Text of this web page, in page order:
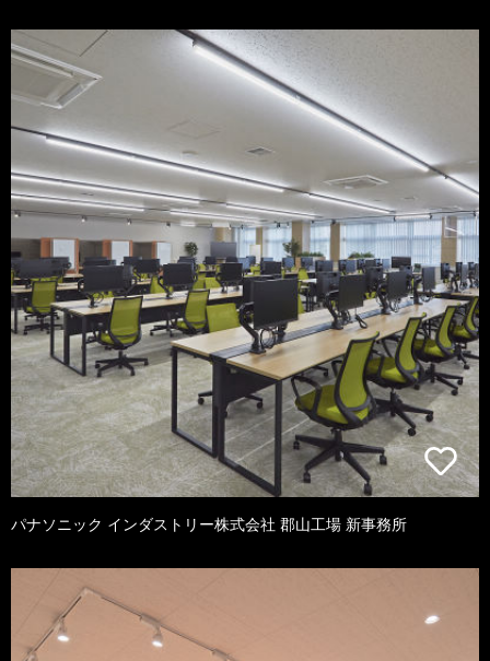
パナソニック インダストリー株式会社 郡山工場 新事務所